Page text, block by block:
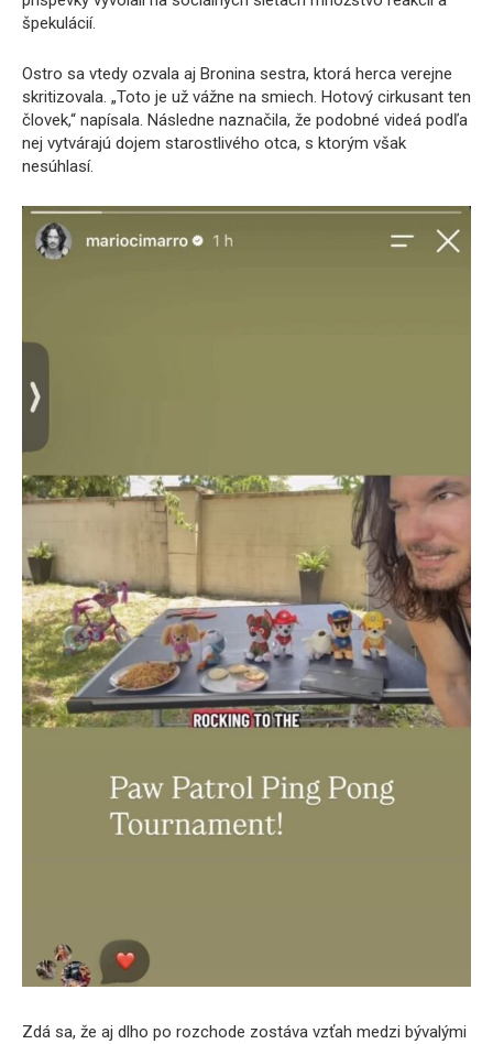
špekulácií.
Ostro sa vtedy ozvala aj Bronina sestra, ktorá herca verejne
skritizovala. „Toto je už vážne na smiech. Hotový cirkusant ten
človek,“ napísala. Následne naznačila, že podobné videá podľa
nej vytvárajú dojem starostlivého otca, s ktorým však
nesúhlasí.
Zdá sa, že aj dlho po rozchode zostáva vzťah medzi bývalými